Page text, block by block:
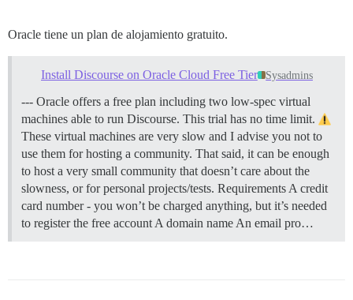
Oracle tiene un plan de alojamiento gratuito.
Install Discourse on Oracle Cloud Free Tier Sysadmins
--- Oracle offers a free plan including two low-spec virtual
machines able to run Discourse. This trial has no time limit.
These virtual machines are very slow and I advise you not to
use them for hosting a community. That said, it can be enough
to host a very small community that doesn’t care about the
slowness, or for personal projects/tests. Requirements A credit
card number - you won’t be charged anything, but it’s needed
to register the free account A domain name An email pro…